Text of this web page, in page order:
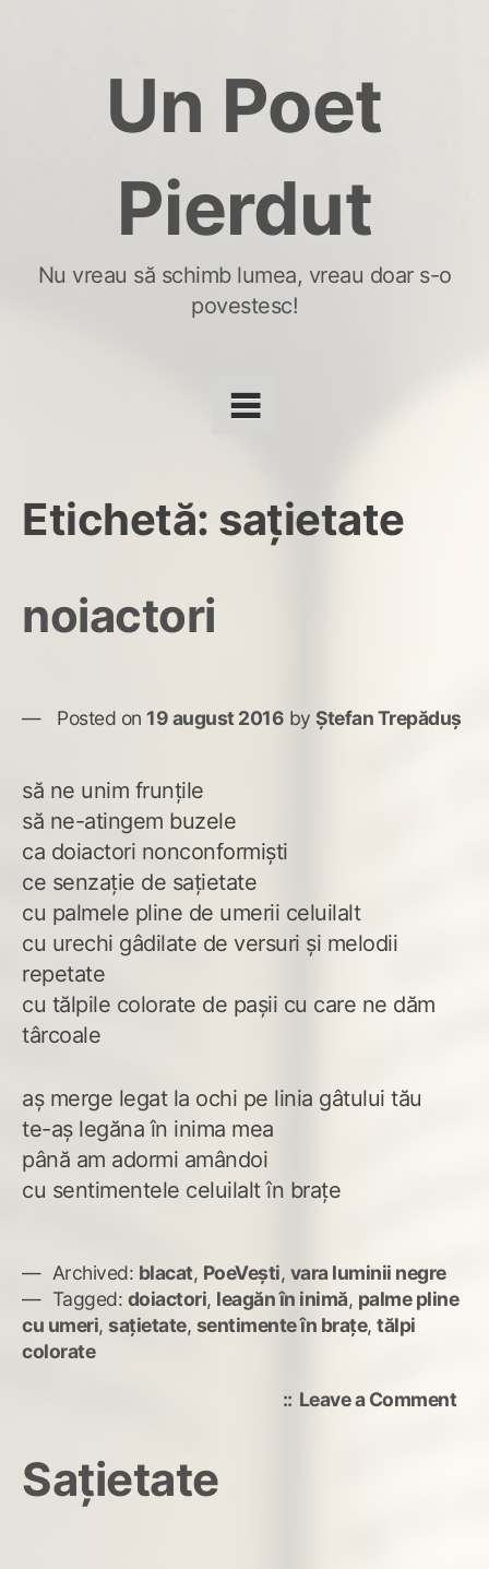
Un Poet
Pierdut
Nu vreau să schimb lumea, vreau doar s-o
povestesc!
Etichetă: sațietate
noiactori
Posted on 19 august 2016 by Ștefan Trepăduș
să ne unim frunțile
să ne-atingem buzele
ca doiactori nonconformiști
ce senzație de sațietate
cu palmele pline de umerii celuilalt
cu urechi gâdilate de versuri și melodii
repetate
cu tălpile colorate de pașii cu care ne dăm
târcoale
aș merge legat la ochi pe linia gâtului tău
te-aș legăna în inima mea
până am adormi amândoi
cu sentimentele celuilalt în brațe
Archived: blacat, PoeVești, vara luminii negre
Tagged: doiactori, leagăn în inimă, palme pline
cu umeri, sațietate, sentimente în brațe, tălpi
colorate
Leave a Commenton
Saţietate